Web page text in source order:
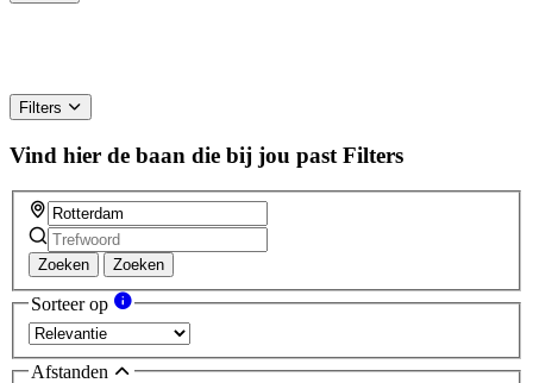
Filters
Vind hier de baan die bij jou past Filters
Zoeken Zoeken
Sorteer op
Afstanden